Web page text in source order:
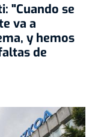
"Cuando se
va a
y hemos
de